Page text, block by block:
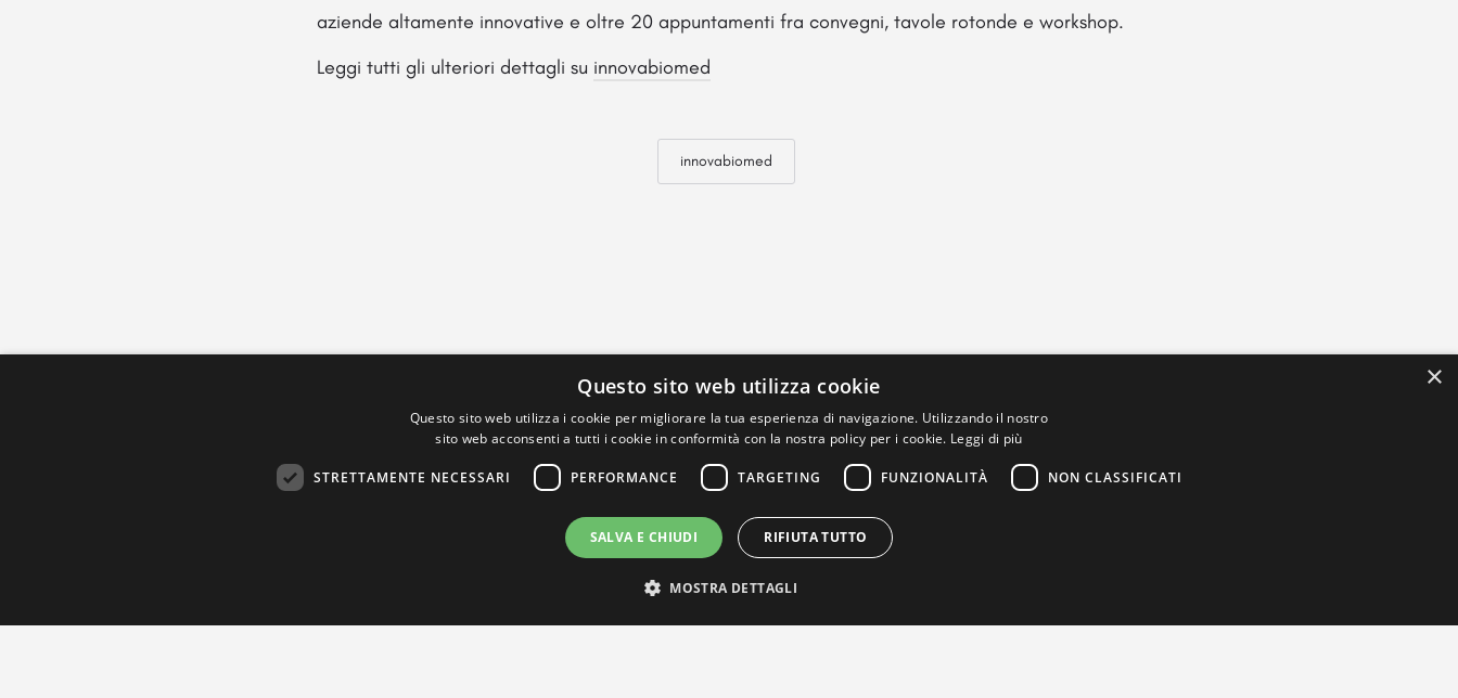
aziende altamente innovative e oltre 20 appuntamenti fra convegni, tavole rotonde e workshop.
Leggi tutti gli ulteriori dettagli su innovabiomed
innovabiomed
×
Questo sito web utilizza cookie
Questo sito web utilizza i cookie per migliorare la tua esperienza di navigazione. Utilizzando il nostro
sito web acconsenti a tutti i cookie in conformità con la nostra policy per i cookie. Leggi di più
STRETTAMENTE NECESSARI PERFORMANCE TARGETING FUNZIONALITÀ NON CLASSIFICATI
SALVA E CHIUDI RIFIUTA TUTTO
MOSTRA DETTAGLI